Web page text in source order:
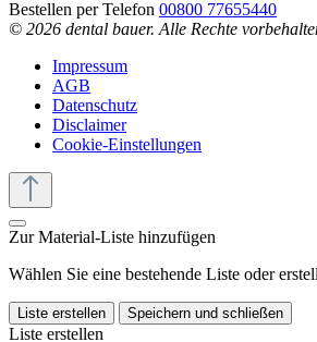
Bestellen per Telefon 00800 77655440
© 2026 dental bauer. Alle Rechte
Impressum
AGB
Datenschutz
Disclaimer
Cookie-Einstellungen
Zur Material-Liste hinzufügen
Wählen Sie eine bestehende Liste oder
Liste erstellen Speichern und schließen
Liste erstellen